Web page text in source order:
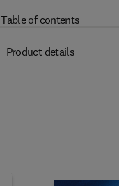
Table of contents
Product details